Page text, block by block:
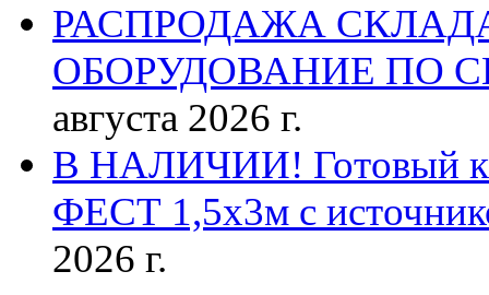
РАСПРОДАЖА
ОБОРУДОВАНИЕ ПО
августа 2026 г.
В НАЛИЧИИ! Готовый к
ФЕСТ 1,5х3м с
2026 г.